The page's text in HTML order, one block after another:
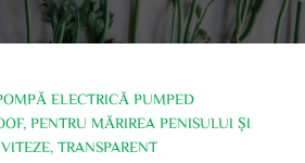
ELECTRICĂ PUMPED
PENTRU MĂRIREA PENISULUI ȘI
TRANSPARENT